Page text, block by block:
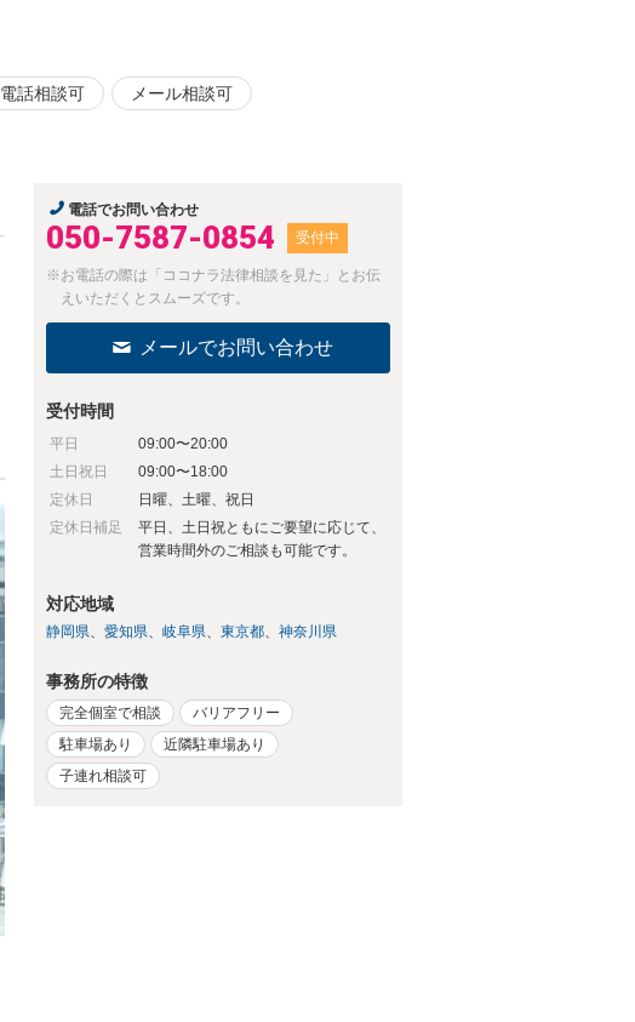
電話相談可 メール相談可
電話でお問い合わせ
050-7587-0854 受付中
※お電話の際は「ココナラ法律相談を見た」とお伝
えいただくとスムーズです。
メールでお問い合わせ
受付時間
平日
09:00〜20:00
土日祝日
09:00〜18:00
定休日
日曜、土曜、祝日
定休日補足
平日、土日祝ともにご要望に応じて、
営業時間外のご相談も可能です。
対応地域
静岡県 愛知県 岐阜県 東京都 神奈川県
事務所の特徴
完全個室で相談
バリアフリー
駐車場あり
近隣駐車場あり
子連れ相談可